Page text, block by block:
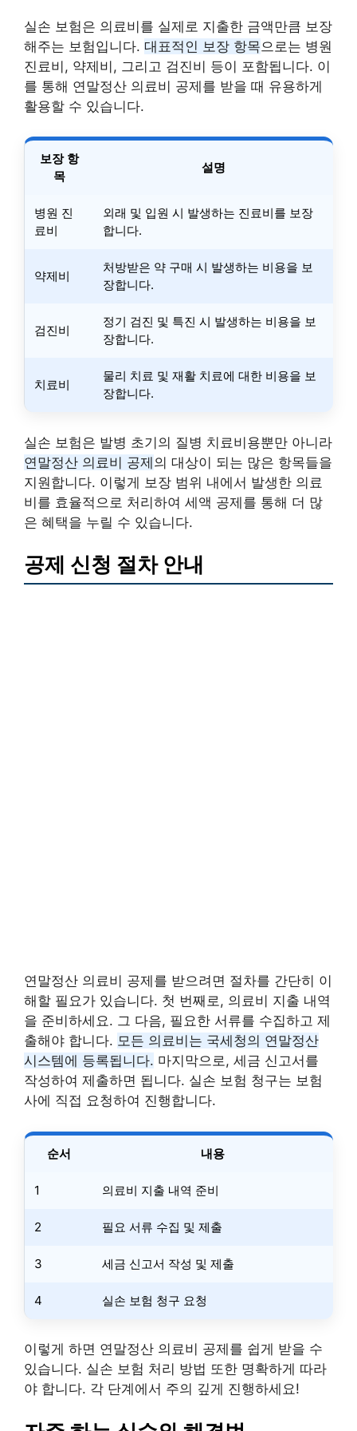
실손 보험은 의료비를 실제로 지출한 금액만큼 보장
해주는 보험입니다. 대표적인 보장 항목으로는 병원
진료비, 약제비, 그리고 검진비 등이 포함됩니다. 이
를 통해 연말정산 의료비 공제를 받을 때 유용하게
활용할 수 있습니다.
보장 항
목
설명
병원 진
료비
외래 및 입원 시 발생하는 진료비를 보장
합니다.
약제비
처방받은 약 구매 시 발생하는 비용을 보
장합니다.
검진비
정기 검진 및 특진 시 발생하는 비용을 보
장합니다.
치료비
물리 치료 및 재활 치료에 대한 비용을 보
장합니다.
실손 보험은 발병 초기의 질병 치료비용뿐만 아니라
연말정산 의료비 공제의 대상이 되는 많은 항목들을
지원합니다. 이렇게 보장 범위 내에서 발생한 의료
비를 효율적으로 처리하여 세액 공제를 통해 더 많
은 혜택을 누릴 수 있습니다.
공제 신청 절차 안내
연말정산 의료비 공제를 받으려면 절차를 간단히 이
해할 필요가 있습니다. 첫 번째로, 의료비 지출 내역
을 준비하세요. 그 다음, 필요한 서류를 수집하고 제
출해야 합니다. 모든 의료비는 국세청의 연말정산
시스템에 등록됩니다. 마지막으로, 세금 신고서를
작성하여 제출하면 됩니다. 실손 보험 청구는 보험
사에 직접 요청하여 진행합니다.
순서 내용
1 의료비 지출 내역 준비
2 필요 서류 수집 및 제출
3 세금 신고서 작성 및 제출
4 실손 보험 청구 요청
이렇게 하면 연말정산 의료비 공제를 쉽게 받을 수
있습니다. 실손 보험 처리 방법 또한 명확하게 따라
야 합니다. 각 단계에서 주의 깊게 진행하세요!